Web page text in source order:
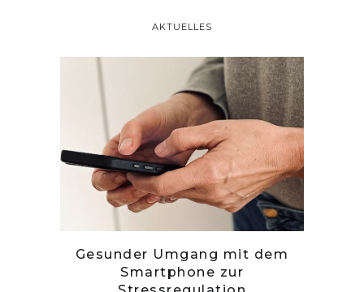
AKTUELLES
Gesunder Umgang mit dem
Smartphone zur